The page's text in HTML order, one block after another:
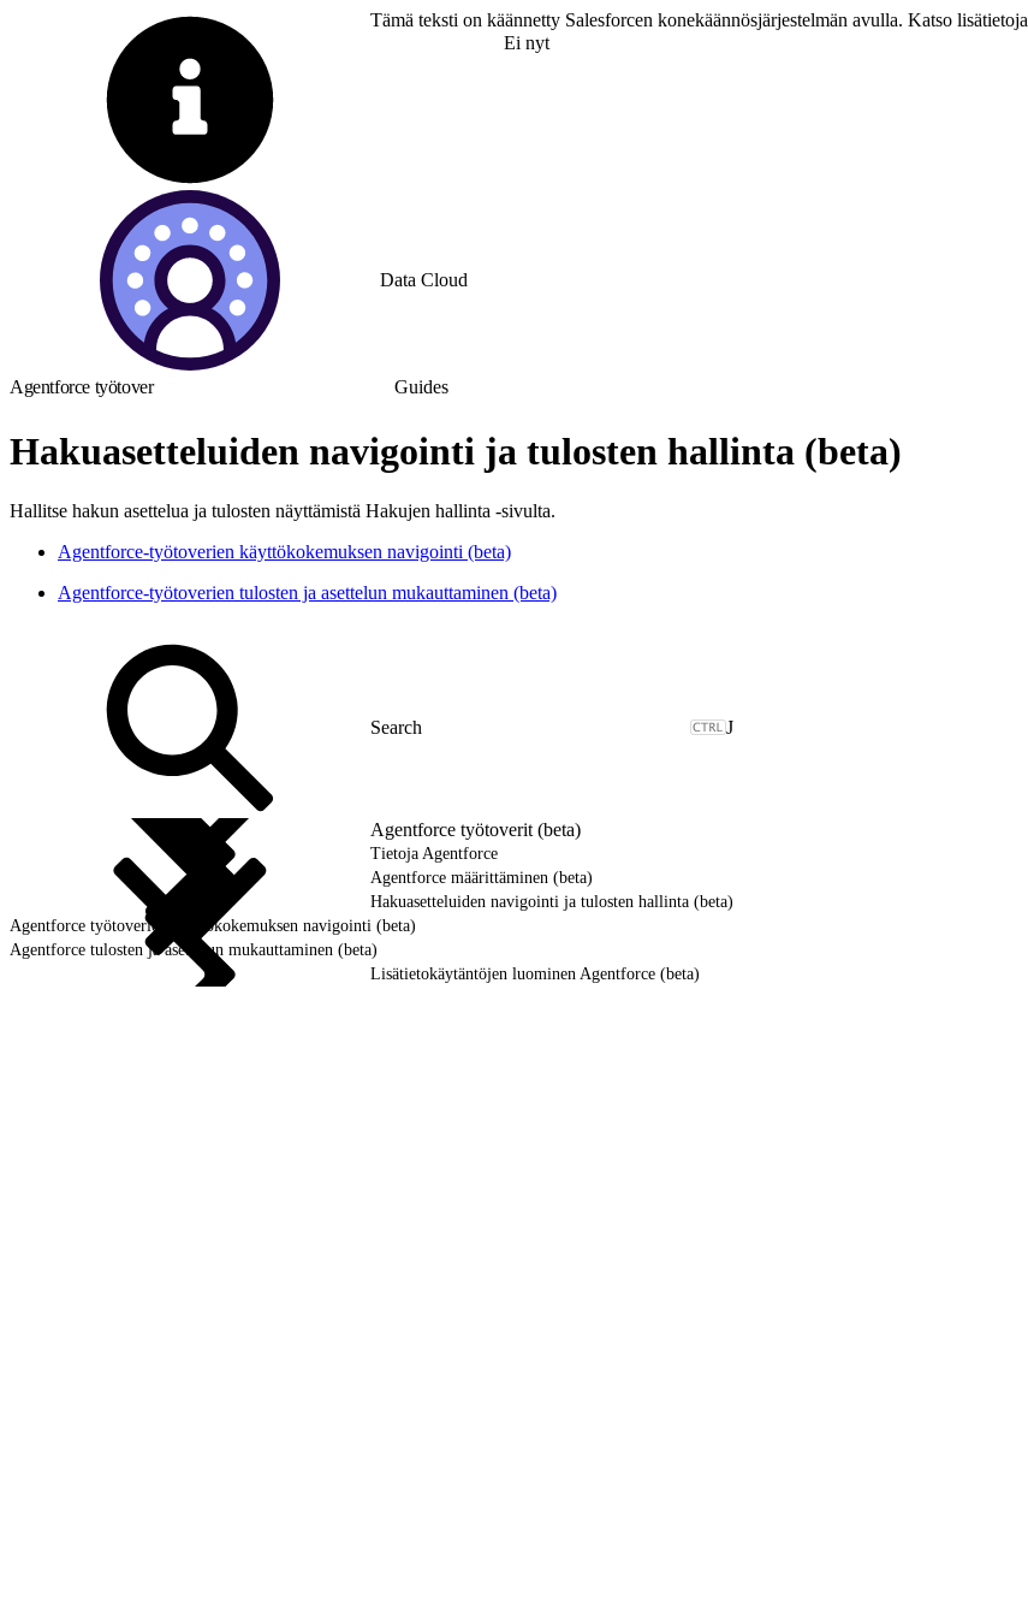
Tämä teksti on käännetty Salesforcen konekäännösjärjestelmän avulla. Katso lisätietoja
Ei nyt
Data Cloud
Agentforce työtover Guides
Hakuasetteluiden navigointi ja tulosten hallinta (beta)
Hallitse hakun asettelua ja tulosten näyttämistä Hakujen hallinta -sivulta.
Agentforce-työtoverien käyttökokemuksen navigointi (beta)
Agentforce-työtoverien tulosten ja asettelun mukauttaminen (beta)
J
Agentforce työtoverit (beta)
Tietoja Agentforce
Agentforce määrittäminen (beta)
Hakuasetteluiden navigointi ja tulosten hallinta (beta)
Agentforce työtoverien käyttökokemuksen navigointi (beta)
Agentforce tulosten ja asettelun mukauttaminen (beta)
Lisätietokäytäntöjen luominen Agentforce (beta)